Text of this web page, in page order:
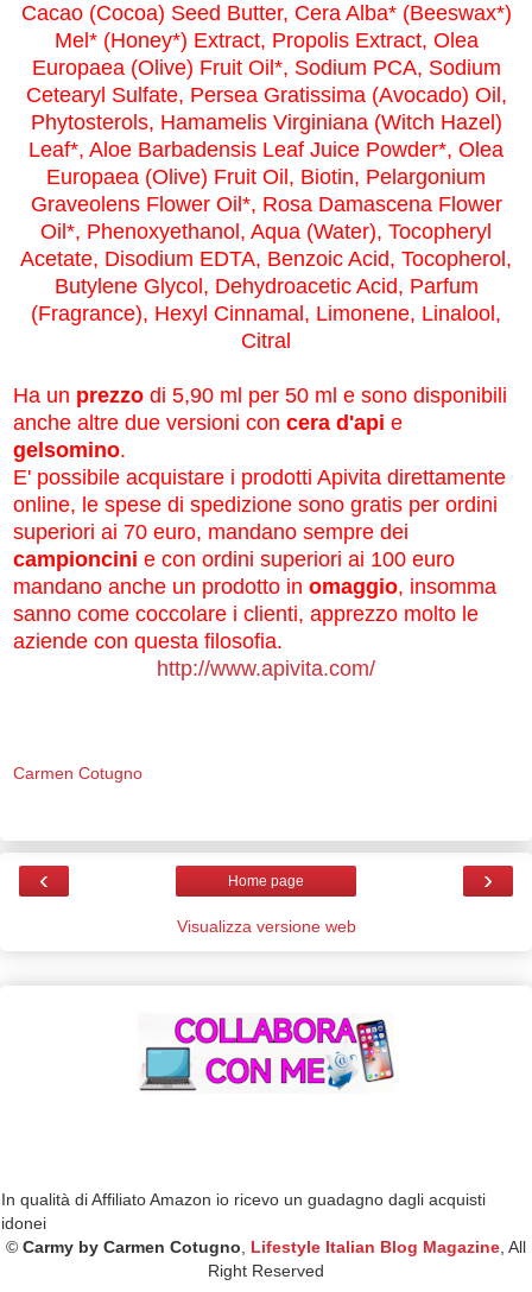
Cacao (Cocoa) Seed Butter, Cera Alba* (Beeswax*)
Mel* (Honey*) Extract, Propolis Extract, Olea
Europaea (Olive) Fruit Oil*, Sodium PCA, Sodium
Cetearyl Sulfate, Persea Gratissima (Avocado) Oil,
Phytosterols, Hamamelis Virginiana (Witch Hazel)
Leaf*, Aloe Barbadensis Leaf Juice Powder*, Olea
Europaea (Olive) Fruit Oil, Biotin, Pelargonium
Graveolens Flower Oil*, Rosa Damascena Flower
Oil*, Phenoxyethanol, Aqua (Water), Tocopheryl
Acetate, Disodium EDTA, Benzoic Acid, Tocopherol,
Butylene Glycol, Dehydroacetic Acid, Parfum
(Fragrance), Hexyl Cinnamal, Limonene, Linalool,
Citral
Ha un prezzo di 5,90 ml per 50 ml e sono disponibili
anche altre due versioni con cera d'api e
gelsomino.
E' possibile acquistare i prodotti Apivita direttamente
online, le spese di spedizione sono gratis per ordini
superiori ai 70 euro, mandano sempre dei
campioncini e con ordini superiori ai 100 euro
mandano anche un prodotto in omaggio, insomma
sanno come coccolare i clienti, apprezzo molto le
aziende con questa filosofia.
http://www.apivita.com/
Carmen Cotugno
‹ ›
Home page
Visualizza versione web
In qualità di Affiliato Amazon io ricevo un guadagno dagli acquisti
idonei
© Carmy by Carmen Cotugno Lifestyle Italian Blog Magazine , All
Right Reserved